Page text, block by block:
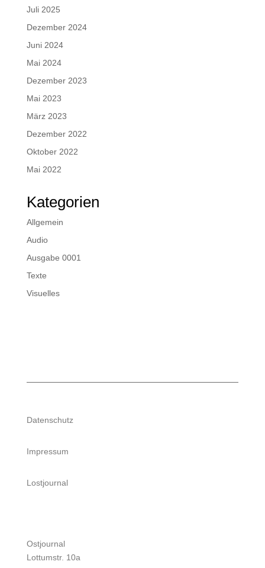
Juli 2025
Dezember 2024
Juni 2024
Mai 2024
Dezember 2023
Mai 2023
März 2023
Dezember 2022
Oktober 2022
Mai 2022
Kategorien
Allgemein
Audio
Ausgabe 0001
Texte
Visuelles
Datenschutz
Impressum
Lostjournal
Ostjournal
Lottumstr. 10a